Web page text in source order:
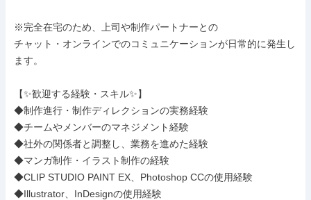
※完全在宅のため、上司や制作パートナーとの
チャット・オンラインでのコミュニケーションが日常的に発生し
ます。
【✨歓迎する経験・スキル✨】
◆制作進行・制作ディレクションの実務経験
◆チームやメンバーのマネジメント経験
◆社外の関係者と調整し、業務を進めた経験
◆マンガ制作・イラスト制作の経験
◆CLIP STUDIO PAINT EX、Photoshop CCの使用経験
◆Illustrator、InDesignの使用経験